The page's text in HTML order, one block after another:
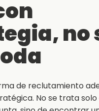
no
de reclutamiento
No se trata